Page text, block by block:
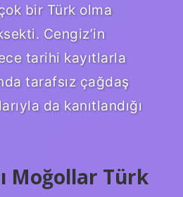
bir Türk olma
Cengiz’in
tarihi kayıtlarla
tarafsız çağdaş
da kanıtlandığı
Moğollar Türk